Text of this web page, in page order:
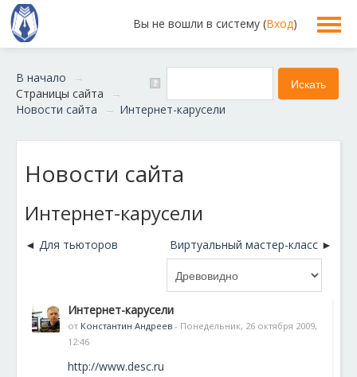
Вы не вошли в систему (Вход)
В начало
→
Страницы сайта
→
Новости сайта
→ Интернет-карусели
Новости сайта
Интернет-карусели
Для тьюторов Виртуальный мастер-класс
Интернет-карусели
от Константин Андреев - Понедельник, 26 октября 2009,
12:46
http://www.desc.ru